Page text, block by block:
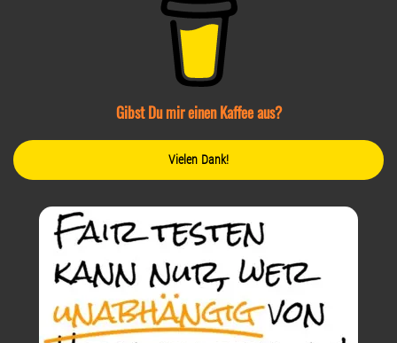
Gibst Du mir einen Kaffee aus?
Vielen Dank!